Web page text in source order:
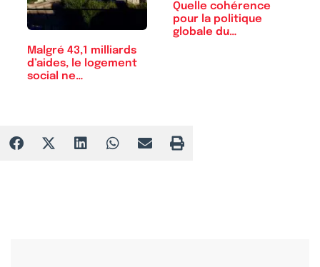
Malgré 43,1 milliards
d’aides, le logement
social ne…
Quelle cohérence
pour la politique
globale du…